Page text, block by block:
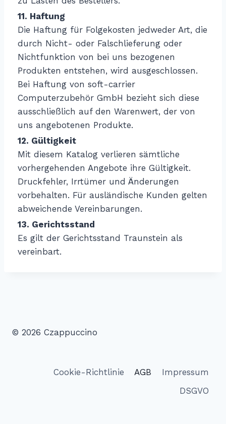
11. Haftung
Die Haftung für Folgekosten jedweder Art, die
durch Nicht- oder Falschlieferung oder
Nichtfunktion von bei uns bezogenen
Produkten entstehen, wird ausgeschlossen.
Bei Haftung von soft-carrier
Computerzubehör GmbH bezieht sich diese
ausschließlich auf den Warenwert, der von
uns angebotenen Produkte.
12. Gültigkeit
Mit diesem Katalog verlieren sämtliche
vorhergehenden Angebote ihre Gültigkeit.
Druckfehler, Irrtümer und Änderungen
vorbehalten. Für ausländische Kunden gelten
abweichende Vereinbarungen.
13. Gerichtsstand
Es gilt der Gerichtsstand Traunstein als
vereinbart.
© 2026 Czappuccino
Cookie-Richtlinie AGB
Impressum
DSGVO